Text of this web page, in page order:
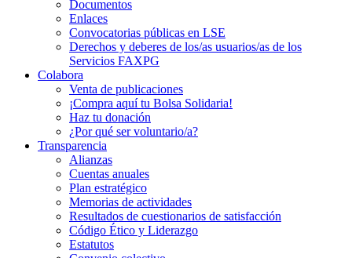
Documentos
Enlaces
Convocatorias públicas en LSE
Derechos y deberes de los/as usuarios/as de los
Servicios FAXPG
Colabora
Venta de publicaciones
¡Compra aquí tu Bolsa Solidaria!
Haz tu donación
¿Por qué ser voluntario/a?
Transparencia
Alianzas
Cuentas anuales
Plan estratégico
Memorias de actividades
Resultados de cuestionarios de satisfacción
Código Ético y Liderazgo
Estatutos